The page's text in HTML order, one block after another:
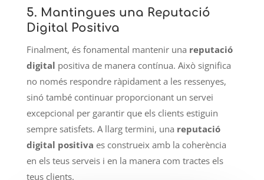
5. Mantingues una Reputació
Digital Positiva
Finalment, és fonamental mantenir una reputació
digital positiva de manera contínua. Això significa
no només respondre ràpidament a les ressenyes,
sinó també continuar proporcionant un servei
excepcional per garantir que els clients estiguin
sempre satisfets. A llarg termini, una reputació
digital positiva es construeix amb la coherència
en els teus serveis i en la manera com tractes els
teus clients.